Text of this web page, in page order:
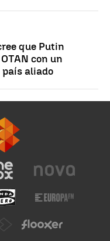
que Putin
con un
aliado